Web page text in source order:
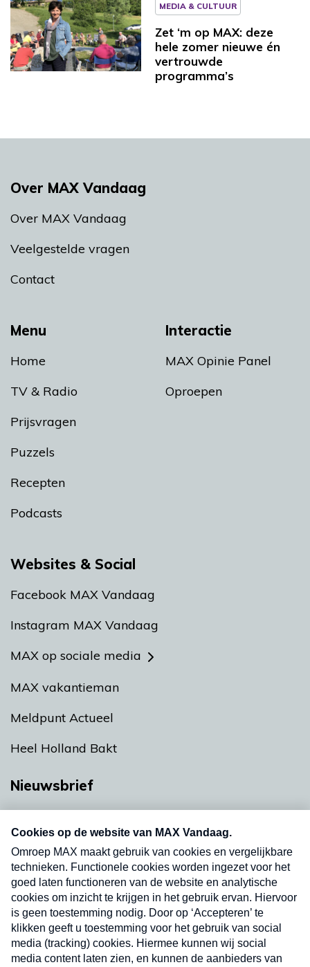
MEDIA & CULTUUR
Zet ‘m op MAX: deze
hele zomer nieuwe én
vertrouwde
programma’s
Menu
Home
TV & Radio
Prijsvragen
Puzzels
Recepten
Podcasts
Interactie
MAX Opinie Panel
Oproepen
Over MAX Vandaag
Over MAX Vandaag
Veelgestelde vragen
Contact
Websites & Social
Facebook MAX Vandaag
Instagram MAX Vandaag
MAX op sociale media
MAX vakantieman
Meldpunt Actueel
Heel Holland Bakt
Nieuwsbrief
Neem hier een gratis abonnement op onze
nieuwsbrief. Elke vrijdag- en dinsdagochtend in
uw mailbox.
Verzend